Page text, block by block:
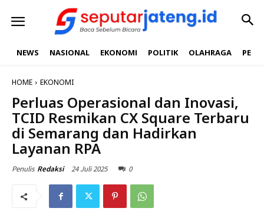
NEWS NASIONAL EKONOMI POLITIK OLAHRAGA
HOME EKONOMI
Perluas Operasional dan Inovasi,
TCID Resmikan CX Square Terbaru
di Semarang dan Hadirkan
Layanan RPA
Penulis Redaksi 24 Juli 2025 0